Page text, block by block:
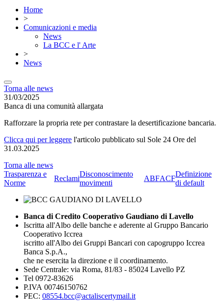
Home
>
Comunicazioni e media
News
La BCC e l' Arte
>
News
Torna alle news
31/03/2025
Banca di una comunità allargata
Rafforzare la propria rete per contrastare la desertificazione bancaria.
Clicca qui per leggere l'articolo pubblicato sul Sole 24 Ore del
31.03.2025
Torna alle news
Trasparenza e
Norme
Reclami
Disconoscimento
movimenti
ABFACF
Definizione
di default
Banca di Credito Cooperativo Gaudiano di Lavello
Iscritta all'Albo delle banche e aderente al Gruppo Bancario
Cooperativo Iccrea
iscritto all'Albo dei Gruppi Bancari con capogruppo Iccrea
Banca S.p.A.,
che ne esercita la direzione e il coordinamento.
Sede Centrale: via Roma, 81/83 - 85024 Lavello PZ
Tel 0972-83626
P.IVA 00746150762
PEC: 08554.bcc@actaliscertymail.it